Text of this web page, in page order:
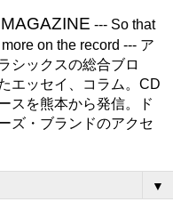
--- So that
on the record --- ア
シックスの総合ブロ
エッセイ、コラム。CD
スを熊本から発信。ド
ズ・ブランドのアクセ
▼